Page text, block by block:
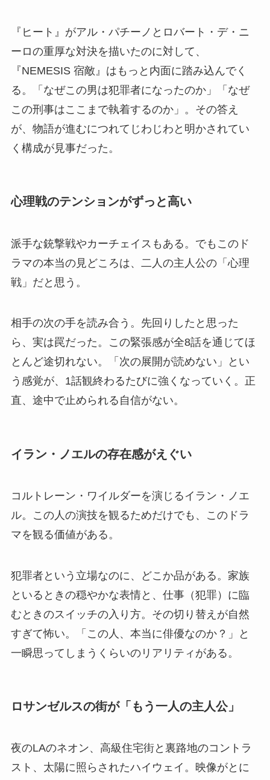
『ヒート』がアル・パチーノとロバート・デ・ニ
ーロの重厚な対決を描いたのに対して、
『NEMESIS 宿敵』はもっと内面に踏み込んでく
る。「なぜこの男は犯罪者になったのか」「なぜ
この刑事はここまで執着するのか」。その答え
が、物語が進むにつれてじわじわと明かされてい
く構成が見事だった。
心理戦のテンションがずっと高い
派手な銃撃戦やカーチェイスもある。でもこのド
ラマの本当の見どころは、二人の主人公の「心理
戦」だと思う。
相手の次の手を読み合う。先回りしたと思った
ら、実は罠だった。この緊張感が全8話を通じてほ
とんど途切れない。「次の展開が読めない」とい
う感覚が、1話観終わるたびに強くなっていく。正
直、途中で止められる自信がない。
イラン・ノエルの存在感がえぐい
コルトレーン・ワイルダーを演じるイラン・ノエ
ル。この人の演技を観るためだけでも、このドラ
マを観る価値がある。
犯罪者という立場なのに、どこか品がある。家族
といるときの穏やかな表情と、仕事（犯罪）に臨
むときのスイッチの入り方。その切り替えが自然
すぎて怖い。「この人、本当に俳優なのか？」と
一瞬思ってしまうくらいのリアリティがある。
ロサンゼルスの街が「もう一人の主人公」
夜のLAのネオン、高級住宅街と裏路地のコントラ
スト、太陽に照らされたハイウェイ。映像がとに